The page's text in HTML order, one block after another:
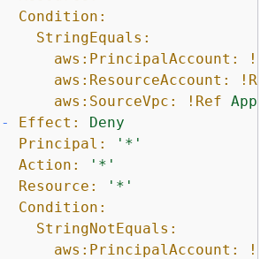
Condition:
StringEquals:
aws:PrincipalAccount:
aws:ResourceAccount:
!Ref
aws:SourceVpc:
!Ref
-
Effect:
Deny
Principal:
'*'
Action:
'*'
Resource:
'*'
Condition:
StringNotEquals:
aws:PrincipalAccount: